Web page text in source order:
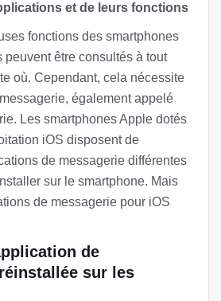
et de leurs fonctions
fonctions des smartphones
peuvent être consultés à tout
où. Cependant, cela nécessite
également appelé
Les smartphones Apple dotés
iOS disposent de
de messagerie différentes
sur le smartphone. Mais
de messagerie pour iOS
de
sur les